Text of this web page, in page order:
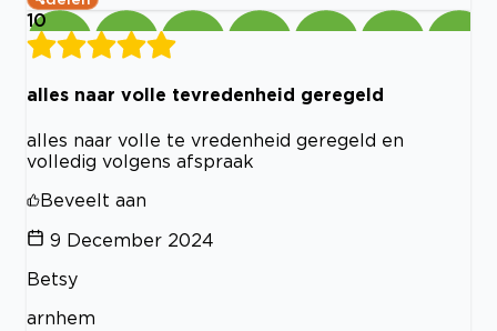
10
alles naar volle tevredenheid geregeld
alles naar volle te vredenheid geregeld en
volledig volgens afspraak
Beveelt aan
9 December 2024
Betsy
arnhem